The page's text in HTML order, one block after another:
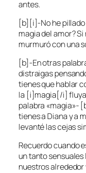
antes.
[b][i]-No he pillado
magia del amor?
murmuró con una
[b]-En otras
distraigas
tienes que hablar
la [i]magia[/i]
palabra «magia»-
tienes a Diana y a
levanté las cejas
Recuerdo cuando
un tanto sensuales
nuestros alrededor